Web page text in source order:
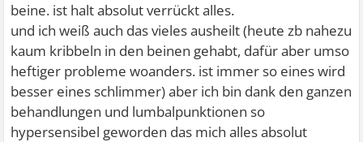
beine. ist halt absolut verrückt alles.
und ich weiß auch das vieles ausheilt (heute zb nahezu
kaum kribbeln in den beinen gehabt, dafür aber umso
heftiger probleme woanders. ist immer so eines wird
besser eines schlimmer) aber ich bin dank den ganzen
behandlungen und lumbalpunktionen so
hypersensibel geworden das mich alles absolut